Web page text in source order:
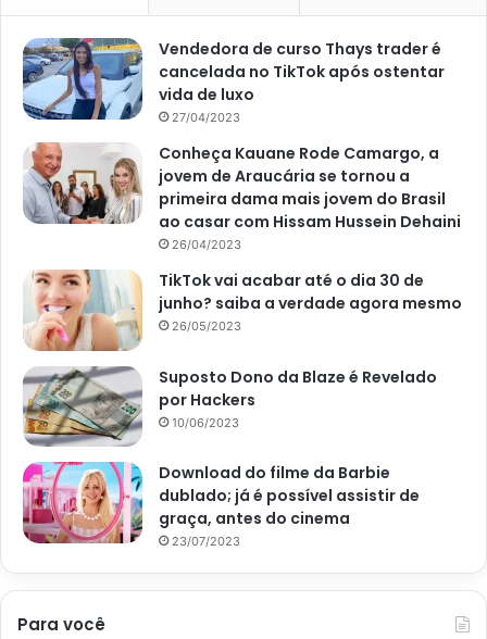
Vendedora de curso Thays trader é
cancelada no TikTok após ostentar
vida de luxo
27/04/2023
Conheça Kauane Rode Camargo, a
jovem de Araucária se tornou a
primeira dama mais jovem do Brasil
ao casar com Hissam Hussein Dehaini
26/04/2023
TikTok vai acabar até o dia 30 de
junho? saiba a verdade agora mesmo
26/05/2023
Suposto Dono da Blaze é Revelado
por Hackers
10/06/2023
Download do filme da Barbie
dublado; já é possível assistir de
graça, antes do cinema
23/07/2023
Para você